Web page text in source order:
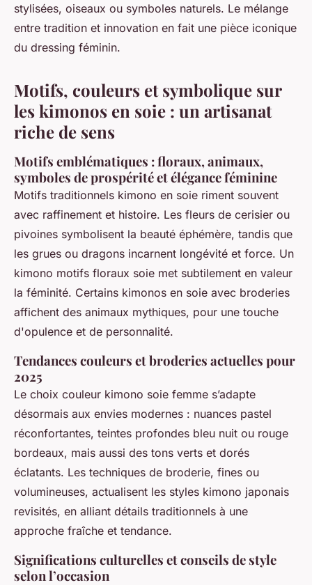
stylisées, oiseaux ou symboles naturels. Le mélange
entre tradition et innovation en fait une pièce iconique
du dressing féminin.
Motifs, couleurs et symbolique sur
les kimonos en soie : un artisanat
riche de sens
Motifs emblématiques : floraux, animaux,
symboles de prospérité et élégance féminine
Motifs traditionnels kimono en soie riment souvent
avec raffinement et histoire. Les fleurs de cerisier ou
pivoines symbolisent la beauté éphémère, tandis que
les grues ou dragons incarnent longévité et force. Un
kimono motifs floraux soie met subtilement en valeur
la féminité. Certains kimonos en soie avec broderies
affichent des animaux mythiques, pour une touche
d'opulence et de personnalité.
Tendances couleurs et broderies actuelles pour
2025
Le choix couleur kimono soie femme s’adapte
désormais aux envies modernes : nuances pastel
réconfortantes, teintes profondes bleu nuit ou rouge
bordeaux, mais aussi des tons verts et dorés
éclatants. Les techniques de broderie, fines ou
volumineuses, actualisent les styles kimono japonais
revisités, en alliant détails traditionnels à une
approche fraîche et tendance.
Significations culturelles et conseils de style
selon l’occasion